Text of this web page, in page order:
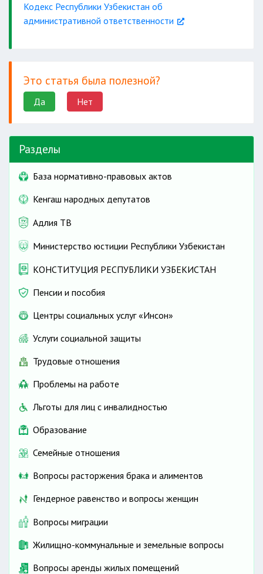
Кодекс Республики Узбекистан об
административной ответственности
Это статья была полезной?
Да Нет
Разделы
База нормативно-правовых актов
Кенгаш народных депутатов
Адлия ТВ
Министерство юстиции Республики Узбекистан
КОНСТИТУЦИЯ РЕСПУБЛИКИ УЗБЕКИСТАН
Пенсии и пособия
Центры социальных услуг «Инсон»
Услуги социальной защиты
Трудовые отношения
Проблемы на работе
Льготы для лиц с инвалидностью
Образование
Семейные отношения
Вопросы расторжения брака и алиментов
Гендерное равенство и вопросы женщин
Вопросы миграции
Жилищно-коммунальные и земельные вопросы
Вопросы аренды жилых помещений